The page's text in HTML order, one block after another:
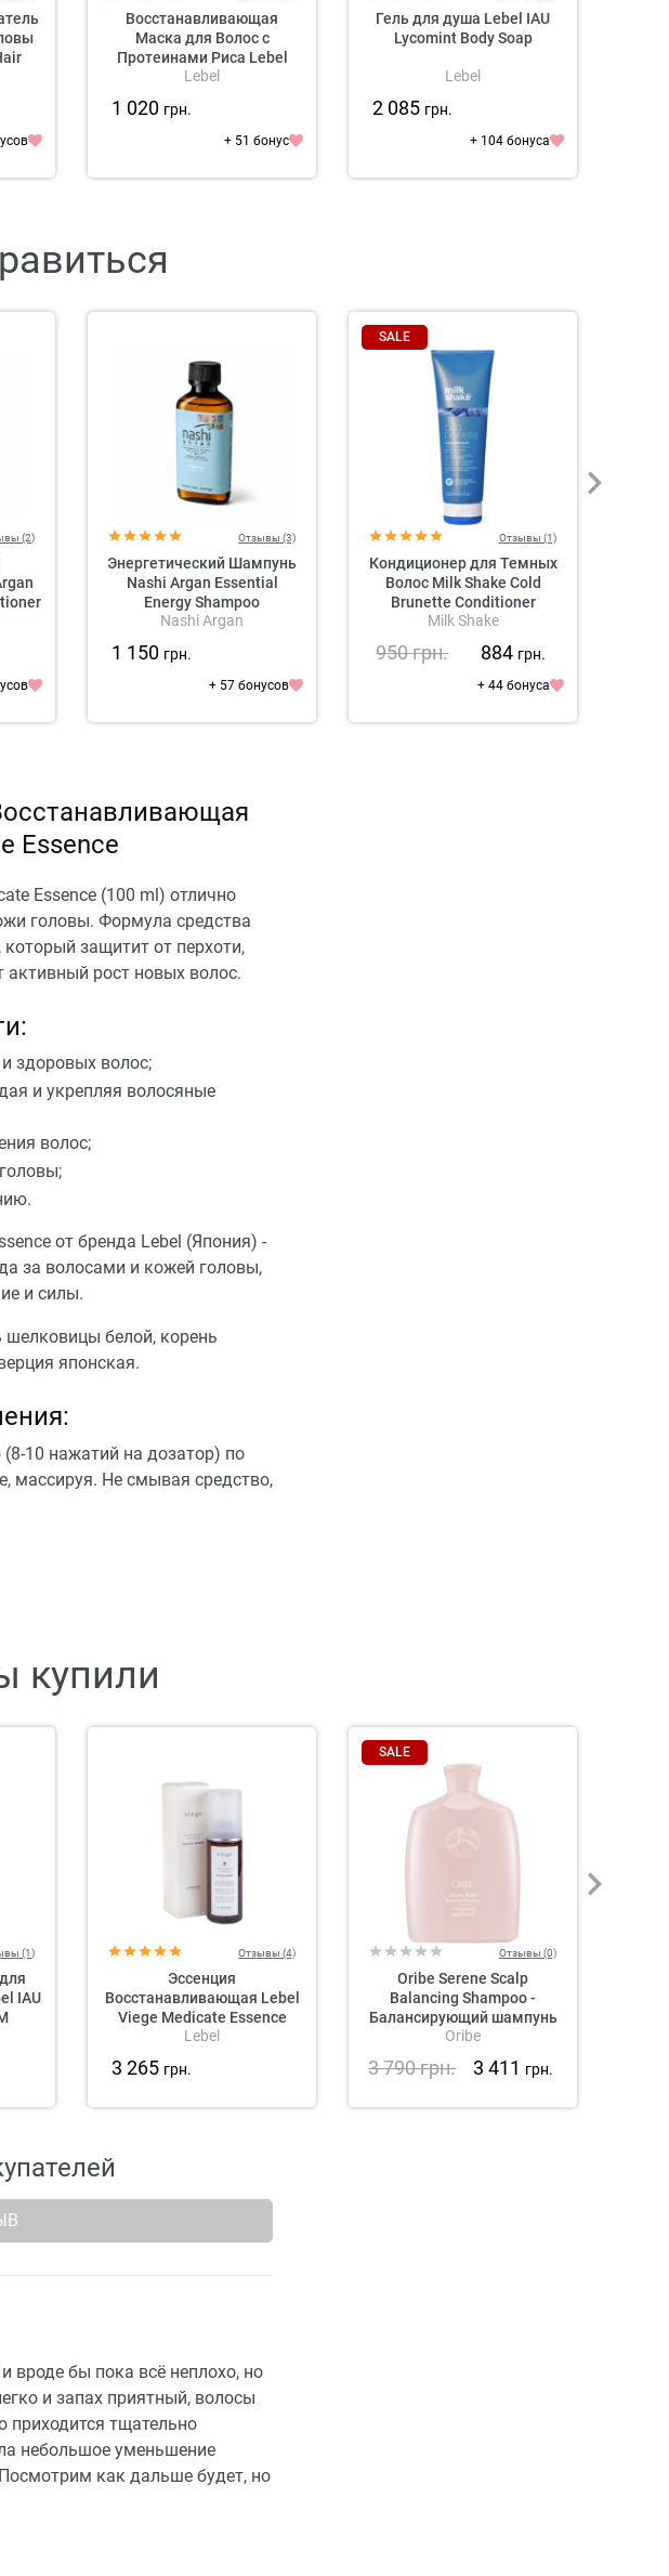
Восстанавливающая
Маска для Волос с
Протеинами Риса Lebel
Rice Protein Hair Mask
Lebel
1 020 грн.
+ 51 бонус
Гель для душа Lebel IAU
Lycomint Body Soap
Lebel
2 085 грн.
+ 104 бонуса
(2) Отзывы (3)
Энергетический Шампунь
Nashi Argan Essential
Energy Shampoo
Nashi Argan
1 150 грн.
+ 57 бонусов
SALE
Отзывы (1)
Кондиционер для Темных
Волос Milk Shake Cold
Brunette Conditioner
Milk Shake
950грн. 884 грн.
+ 44 бонуса
Essence
Essence (100 ml) отлично
головы. Формула средства
защитит от перхоти,
активный рост новых волос.
здоровых волос;
и укрепляя волосяные
волос;
от бренда Lebel (Япония) -
за волосами и кожей головы,
и силы.
белой, корень
японская.
10 нажатий на дозатор) по
массируя. Не смывая средство,
купили
(1)
IAU
Отзывы (4)
Эссенция
Восстанавливающая Lebel
Viege Medicate Essence
Lebel
3 265 грн.
SALE
Отзывы (0)
Oribe Serene Scalp
Balancing Shampoo -
Балансирующий шампунь
для кожи головы
Oribe
3 790грн. 3 411 грн.
вроде бы пока всё неплохо, но
и запах приятный, волосы
приходится тщательно
небольшое уменьшение
как дальше будет, но